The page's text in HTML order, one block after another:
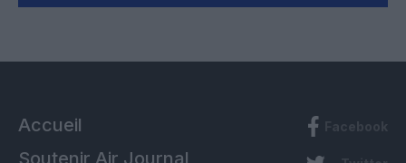
Accueil
Soutenir Air Journal